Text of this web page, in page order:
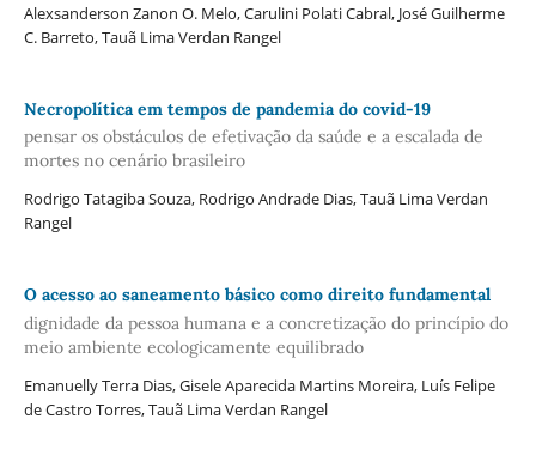
Alexsanderson Zanon O. Melo, Carulini Polati Cabral, José Guilherme
C. Barreto, Tauã Lima Verdan Rangel
Necropolítica em tempos de pandemia do covid-19
pensar os obstáculos de efetivação da saúde e a escalada de
mortes no cenário brasileiro
Rodrigo Tatagiba Souza, Rodrigo Andrade Dias, Tauã Lima Verdan
Rangel
O acesso ao saneamento básico como direito fundamental
dignidade da pessoa humana e a concretização do princípio do
meio ambiente ecologicamente equilibrado
Emanuelly Terra Dias, Gisele Aparecida Martins Moreira, Luís Felipe
de Castro Torres, Tauã Lima Verdan Rangel